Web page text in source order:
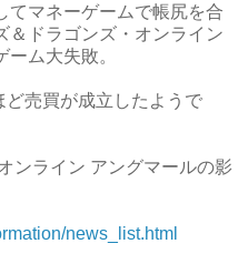
てマネーゲームで帳尻を合
＆ドラゴンズ・オンライン
ム大失敗。
売買が成立したようで
ンライン アングマールの影
news_list.html